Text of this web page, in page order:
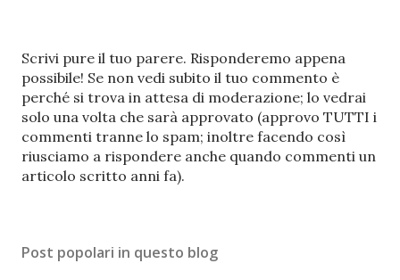
P
o
s
t
a
u
n
m
Scrivi pure il tuo parere. Risponderemo appena
possibile! Se non vedi subito il tuo commento è
perché si trova in attesa di moderazione; lo vedrai
solo una volta che sarà approvato (approvo TUTTI i
commenti tranne lo spam; inoltre facendo così
riusciamo a rispondere anche quando commenti un
articolo scritto anni fa).
Post popolari in questo blog